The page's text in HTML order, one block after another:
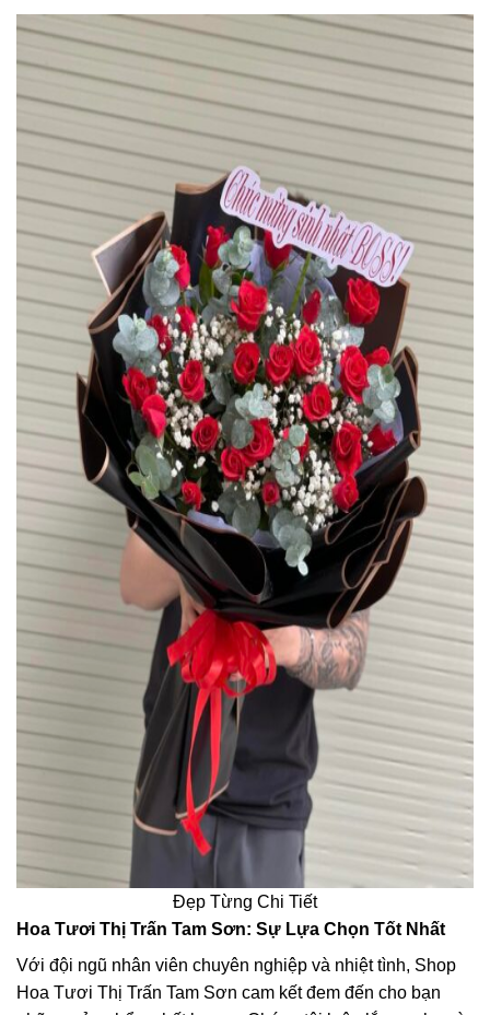
Đẹp Từng Chi Tiết
Hoa Tươi Thị Trấn Tam Sơn: Sự Lựa Chọn Tốt Nhất
Với đội ngũ nhân viên chuyên nghiệp và nhiệt tình, Shop
Hoa Tươi Thị Trấn Tam Sơn cam kết đem đến cho bạn